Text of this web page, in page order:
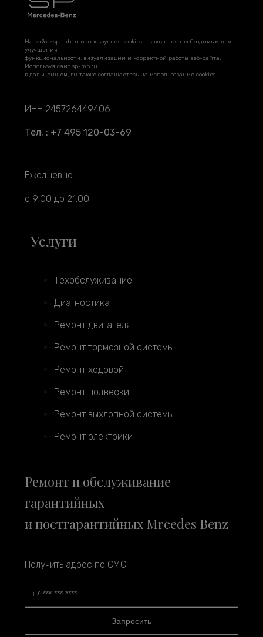
На сайте sp-mb.ru используются cookies — являются необходимым для
улучшения
функциональности, визуализации и корректной работы веб-сайта.
Используя сайт sp-mb.ru
в дальнейшем, вы также соглашаетесь на использование cookies.
ИНН 245726449406
Тел. : +7 495 120-03-69
Ежедневно
с 9:00 до 21:00
Услуги
Техобслуживание
Диагностика
Ремонт двигателя
Ремонт тормозной системы
Ремонт ходовой
Ремонт подвески
Ремонт выхлопной системы
Ремонт электрики
Ремонт и обслуживание
гарантийных
и постгарантийных Mrcedes Benz
Получить адрес по СМС
Запросить